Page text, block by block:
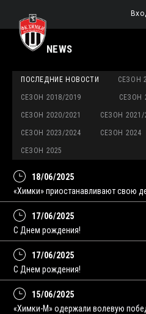
NEWS
ПОСЛЕДНИЕ НОВОСТИ СЕЗОН
СЕЗОН 2018/2019 СЕЗОН
СЕЗОН 2020/2021 СЕЗОН 2021/
СЕЗОН 2023/2024 СЕЗОН 2024
СЕЗОН 2025
18/06/2025
«Химки» приостанавливают свою
17/06/2025
С Днем рождения!
17/06/2025
С Днем рождения!
15/06/2025
«Химки-М» одержали волевую